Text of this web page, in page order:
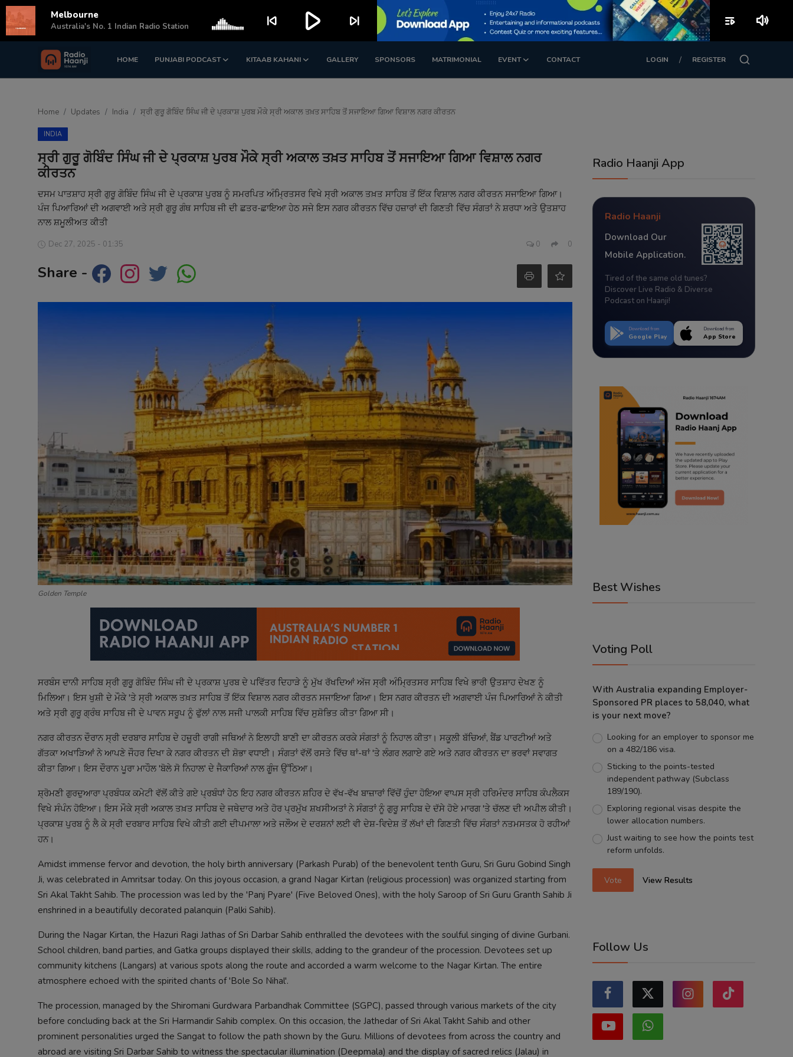
HOME PUNJABI PODCAST KITAAB KAHANI GALLERY SPONSORS MATRIMONIAL EVENT CONTACT LOGIN / REGISTER
Login Register
Punjabi Podcast
Kitaab Kahani
Sponsors
Matrimonial
Contact
Home Updates India ਸ੍ਰੀ ਗੁਰੂ ਗੋਬਿੰਦ ਸਿੰਘ ਜੀ ਦੇ ਪ੍ਰਕਾਸ਼ ਪੁਰਬ ਮੌਕੇ ਸ੍ਰੀ ਅਕਾਲ ਤਖ਼ਤ ਸਾਹਿਬ ਤੋਂ ਸਜਾਇਆ ਗਿਆ ਵਿਸ਼ਾਲ ਨਗਰ ਕੀਰਤਨ
INDIA
ਸ੍ਰੀ ਗੁਰੂ ਗੋਬਿੰਦ ਸਿੰਘ ਜੀ ਦੇ ਪ੍ਰਕਾਸ਼ ਪੁਰਬ ਮੌਕੇ ਸ੍ਰੀ ਅਕਾਲ ਤਖ਼ਤ ਸਾਹਿਬ ਤੋਂ ਸਜਾਇਆ ਗਿਆ ਵਿਸ਼ਾਲ ਨਗਰ
ਕੀਰਤਨ
ਦਸਮ ਪਾਤਸ਼ਾਹ ਸ੍ਰੀ ਗੁਰੂ ਗੋਬਿੰਦ ਸਿੰਘ ਜੀ ਦੇ ਪ੍ਰਕਾਸ਼ ਪੁਰਬ ਨੂੰ ਸਮਰਪਿਤ ਅੰਮ੍ਰਿਤਸਰ ਵਿਖੇ ਸ੍ਰੀ ਅਕਾਲ ਤਖ਼ਤ ਸਾਹਿਬ ਤੋਂ ਇੱਕ ਵਿਸ਼ਾਲ ਨਗਰ ਕੀਰਤਨ ਸਜਾਇਆ ਗਿਆ।
ਪੰਜ ਪਿਆਰਿਆਂ ਦੀ ਅਗਵਾਈ ਅਤੇ ਸ੍ਰੀ ਗੁਰੂ ਗੰਥ ਸਾਹਿਬ ਜੀ ਦੀ ਛਤਰ-ਛਾਇਆ ਹੇਠ ਸਜੇ ਇਸ ਨਗਰ ਕੀਰਤਨ ਵਿੱਚ ਹਜ਼ਾਰਾਂ ਦੀ ਗਿਣਤੀ ਵਿੱਚ ਸੰਗਤਾਂ ਨੇ ਸ਼ਰਧਾ ਅਤੇ ਉਤਸ਼ਾਹ
ਨਾਲ ਸ਼ਮੂਲੀਅਤ ਕੀਤੀ
Dec 27, 2025 - 01:35 0 0
Share -
Golden Temple
ਸਰਬੰਸ ਦਾਨੀ ਸਾਹਿਬ ਸ੍ਰੀ ਗੁਰੂ ਗੋਬਿੰਦ ਸਿੰਘ ਜੀ ਦੇ ਪ੍ਰਕਾਸ਼ ਪੁਰਬ ਦੇ ਪਵਿੱਤਰ ਦਿਹਾੜੇ ਨੂੰ ਮੁੱਖ ਰੱਖਦਿਆਂ ਅੱਜ ਸ੍ਰੀ ਅੰਮ੍ਰਿਤਸਰ ਸਾਹਿਬ ਵਿਖੇ ਭਾਰੀ ਉਤਸ਼ਾਹ ਦੇਖਣ ਨੂੰ
ਮਿਲਿਆ। ਇਸ ਖੁਸ਼ੀ ਦੇ ਮੌਕੇ 'ਤੇ ਸ੍ਰੀ ਅਕਾਲ ਤਖ਼ਤ ਸਾਹਿਬ ਤੋਂ ਇੱਕ ਵਿਸ਼ਾਲ ਨਗਰ ਕੀਰਤਨ ਸਜਾਇਆ ਗਿਆ। ਇਸ ਨਗਰ ਕੀਰਤਨ ਦੀ ਅਗਵਾਈ ਪੰਜ ਪਿਆਰਿਆਂ ਨੇ ਕੀਤੀ
ਅਤੇ ਸ੍ਰੀ ਗੁਰੂ ਗ੍ਰੰਥ ਸਾਹਿਬ ਜੀ ਦੇ ਪਾਵਨ ਸਰੂਪ ਨੂੰ ਫੁੱਲਾਂ ਨਾਲ ਸਜੀ ਪਾਲਕੀ ਸਾਹਿਬ ਵਿੱਚ ਸੁਸ਼ੋਭਿਤ ਕੀਤਾ ਗਿਆ ਸੀ।
ਨਗਰ ਕੀਰਤਨ ਦੌਰਾਨ ਸ੍ਰੀ ਦਰਬਾਰ ਸਾਹਿਬ ਦੇ ਹਜ਼ੂਰੀ ਰਾਗੀ ਜਥਿਆਂ ਨੇ ਇਲਾਹੀ ਬਾਣੀ ਦਾ ਕੀਰਤਨ ਕਰਕੇ ਸੰਗਤਾਂ ਨੂੰ ਨਿਹਾਲ ਕੀਤਾ। ਸਕੂਲੀ ਬੱਚਿਆਂ, ਬੈਂਡ ਪਾਰਟੀਆਂ ਅਤੇ
ਗੱਤਕਾ ਅਖਾੜਿਆਂ ਨੇ ਆਪਣੇ ਜੌਹਰ ਦਿਖਾ ਕੇ ਨਗਰ ਕੀਰਤਨ ਦੀ ਸ਼ੋਭਾ ਵਧਾਈ। ਸੰਗਤਾਂ ਵੱਲੋਂ ਰਸਤੇ ਵਿੱਚ ਥਾਂ-ਥਾਂ 'ਤੇ ਲੰਗਰ ਲਗਾਏ ਗਏ ਅਤੇ ਨਗਰ ਕੀਰਤਨ ਦਾ ਭਰਵਾਂ ਸਵਾਗਤ
ਕੀਤਾ ਗਿਆ। ਇਸ ਦੌਰਾਨ ਪੂਰਾ ਮਾਹੌਲ 'ਬੋਲੇ ਸੋ ਨਿਹਾਲ' ਦੇ ਜੈਕਾਰਿਆਂ ਨਾਲ ਗੂੰਜ ਉੱਠਿਆ।
ਸ਼੍ਰੋਮਣੀ ਗੁਰਦੁਆਰਾ ਪ੍ਰਬੰਧਕ ਕਮੇਟੀ ਵੱਲੋਂ ਕੀਤੇ ਗਏ ਪ੍ਰਬੰਧਾਂ ਹੇਠ ਇਹ ਨਗਰ ਕੀਰਤਨ ਸ਼ਹਿਰ ਦੇ ਵੱਖ-ਵੱਖ ਬਾਜ਼ਾਰਾਂ ਵਿੱਚੋਂ ਹੁੰਦਾ ਹੋਇਆ ਵਾਪਸ ਸ੍ਰੀ ਹਰਿਮੰਦਰ ਸਾਹਿਬ ਕੰਪਲੈਕਸ
ਵਿਖੇ ਸੰਪੰਨ ਹੋਇਆ। ਇਸ ਮੌਕੇ ਸ੍ਰੀ ਅਕਾਲ ਤਖ਼ਤ ਸਾਹਿਬ ਦੇ ਜਥੇਦਾਰ ਅਤੇ ਹੋਰ ਪ੍ਰਮੁੱਖ ਸ਼ਖਸੀਅਤਾਂ ਨੇ ਸੰਗਤਾਂ ਨੂੰ ਗੁਰੂ ਸਾਹਿਬ ਦੇ ਦੱਸੇ ਹੋਏ ਮਾਰਗ 'ਤੇ ਚੱਲਣ ਦੀ ਅਪੀਲ ਕੀਤੀ।
ਪ੍ਰਕਾਸ਼ ਪੁਰਬ ਨੂੰ ਲੈ ਕੇ ਸ੍ਰੀ ਦਰਬਾਰ ਸਾਹਿਬ ਵਿਖੇ ਕੀਤੀ ਗਈ ਦੀਪਮਾਲਾ ਅਤੇ ਜਲੌਅ ਦੇ ਦਰਸ਼ਨਾਂ ਲਈ ਵੀ ਦੇਸ਼-ਵਿਦੇਸ਼ ਤੋਂ ਲੱਖਾਂ ਦੀ ਗਿਣਤੀ ਵਿੱਚ ਸੰਗਤਾਂ ਨਤਮਸਤਕ ਹੋ ਰਹੀਆਂ
ਹਨ।
Amidst immense fervor and devotion, the holy birth anniversary (Parkash Purab) of the benevolent tenth Guru, Sri Guru Gobind Singh
Ji, was celebrated in Amritsar today. On this joyous occasion, a grand Nagar Kirtan (religious procession) was organized starting from
Sri Akal Takht Sahib. The procession was led by the 'Panj Pyare' (Five Beloved Ones), with the holy Saroop of Sri Guru Granth Sahib Ji
enshrined in a beautifully decorated palanquin (Palki Sahib).
During the Nagar Kirtan, the Hazuri Ragi Jathas of Sri Darbar Sahib enthralled the devotees with the soulful singing of divine Gurbani.
School children, band parties, and Gatka groups displayed their skills, adding to the grandeur of the procession. Devotees set up
community kitchens (Langars) at various spots along the route and accorded a warm welcome to the Nagar Kirtan. The entire
atmosphere echoed with the spirited chants of 'Bole So Nihal'.
The procession, managed by the Shiromani Gurdwara Parbandhak Committee (SGPC), passed through various markets of the city
before concluding back at the Sri Harmandir Sahib complex. On this occasion, the Jathedar of Sri Akal Takht Sahib and other
prominent personalities urged the Sangat to follow the path shown by the Guru. Millions of devotees from across the country and
abroad are visiting Sri Darbar Sahib to witness the spectacular illumination (Deepmala) and the display of sacred relics (Jalau) in
Radio Haanji App
Radio Haanji
Download Our
Mobile Application.
Tired of the same old tunes?
Discover Live Radio & Diverse
Podcast on Haanji!
Download from
Google Play
Download from
App Store
Best Wishes
Voting Poll
With Australia expanding Employer-
Sponsored PR places to 58,040, what
is your next move?
Looking for an employer to sponsor me
on a 482/186 visa.
Sticking to the points-tested
independent pathway (Subclass
189/190).
Exploring regional visas despite the
lower allocation numbers.
Just waiting to see how the points test
reform unfolds.
Vote View Results
Follow Us
Melbourne
Australia's No. 1 Indian Radio Station skip_previous play_arrow skip_next playlist_play volume_up